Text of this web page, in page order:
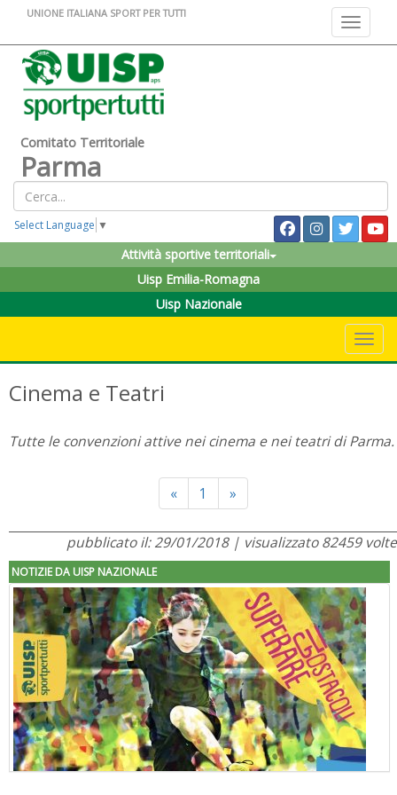
Toggle
UNIONE ITALIANA SPORT PER TUTTI
Comitato Territoriale
Parma
Select Language ▼
Attività sportive territoriali
Uisp Emilia-Romagna
Uisp Nazionale
Cinema e Teatri
Tutte le convenzioni attive nei cinema e nei teatri di Parma.
«Previous
1 »Next
pubblicato il: 29/01/2018 | visualizzato 82459 volte
NOTIZIE DA UISP NAZIONALE